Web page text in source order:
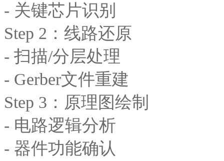
- 关键芯片识别
Step 2：线路还原
- 扫描/分层处理
- Gerber文件重建
Step 3：原理图绘制
- 电路逻辑分析
- 器件功能确认